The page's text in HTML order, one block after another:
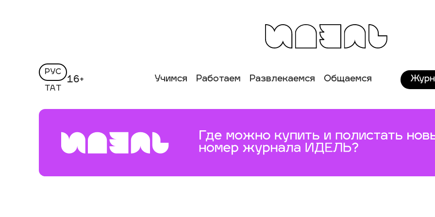
РУС
ТАТ
16+ Учимся Работаем Развлекаемся Общаемся